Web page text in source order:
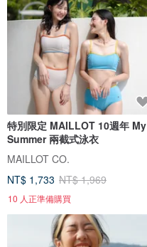
特別限定 MAILLOT 10週年 My
Summer 兩截式泳衣
MAILLOT CO.
NT$ 1,733 NT$ 1,969
10 人正準備購買